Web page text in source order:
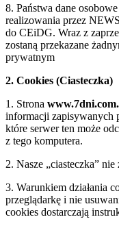
8. Państwa dane
realizowania przez
do CEiDG. Wraz z
zostaną przekazane
prywatnym
2. Cookies (Ciasteczka)
1. Strona
informacji zapisywanych
które serwer ten może
z tego komputera.
2. Nasze „ciasteczka”
3. Warunkiem działania
przeglądarkę i nie
cookies dostarczają